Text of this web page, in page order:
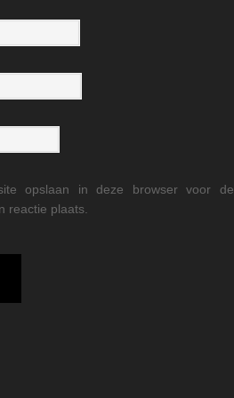
opslaan in deze browser voor de
reactie plaats.